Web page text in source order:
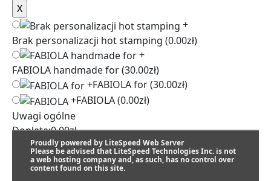
+
Brak personalizacji hot stamping (0.00zł)
+
FABIOLA handmade for(30.00zł)
+FABIOLA for(30.00zł)
+FABIOLA(0.00zł)
Uwagi ogólne
Dopłata:0.00zł
Proudly powered by LiteSpeed Web Server
Please be advised that LiteSpeed Technologies Inc. is not
a web hosting company and, as such, has no control over
content found on this site.